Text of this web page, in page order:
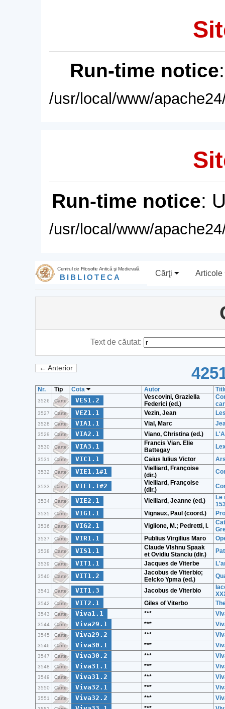
Run-time notice
/usr/local/www/
Run-time notice:
/usr/local/www/
Centrul de Filosofie Antică şi Medievală
BIBLIOTECA Cărţi Articole
Text de căutat:
← Anterior
Nr. Tip Cota Autor
3526 Carte VES1.2
Vescovini, Graziella
Federici (ed.)
3527 Carte VEZ1.1 Vezin, Jean
3528 Carte VIA1.1 Vial, Marc
3529 Carte VIA2.1 Viano, Christina (ed.)
3530 Carte VIA3.1
Francis Vian. Elie
Battegay
3531 Carte VIC1.1 Caius Iulius Victor
3532 Carte VIE1.1#1
Vielliard, Françoise
(dir.)
3533 Carte VIE1.1#2
Vielliard, Françoise
(dir.)
3534 Carte VIE2.1 Vielliard, Jeanne (ed.)
Le
3535 Carte VIG1.1 Vignaux, Paul (coord.)
3536 Carte VIG2.1 Viglione, M.; Pedretti, I.
3537 Carte VIR1.1 Publius Virgilius Maro
3538 Carte VIS1.1
Claude VIshnu Spaak
et Ovidiu Stanciu (dir.)
3539 Carte VIT1.1 Jacques de Viterbe
3540 Carte VIT1.2
Jacobus de Viterbio;
Eelcko Ypma (ed.)
3541 Carte VIT1.3 Jacobus de Viterbio
3542 Carte VIT2.1 Giles of Viterbo
3543 Carte Viva1.1 ***
3544 Carte Viva29.1 ***
3545 Carte Viva29.2 ***
3546 Carte Viva30.1 ***
3547 Carte Viva30.2 ***
3548 Carte Viva31.1 ***
3549 Carte Viva31.2 ***
3550 Carte Viva32.1 ***
3551 Carte Viva32.2 ***